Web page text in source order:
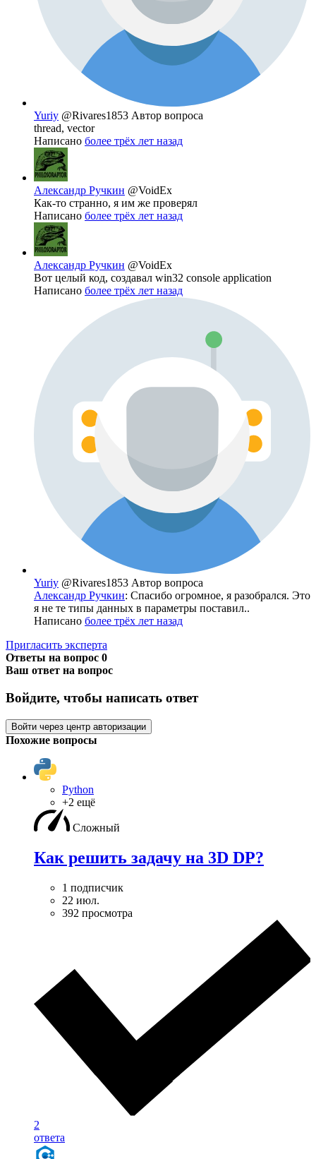
Yuriy @Rivares1853 Автор вопроса
thread, vector
Написано более трёх лет назад
Александр Ручкин @VoidEx
Как-то странно, я им же проверял
Написано более трёх лет назад
Александр Ручкин @VoidEx
Вот целый код, создавал win32 console application
Написано более трёх лет назад
Yuriy @Rivares1853 Автор вопроса
Александр Ручкин: Спасибо огромное, я разобрался. Это
я не те типы данных в параметры поставил..
Написано более трёх лет назад
Пригласить эксперта
Ответы на вопрос 0
Ваш ответ на вопрос
Войдите, чтобы написать ответ
Войти через центр авторизации
Похожие вопросы
Python
+2 ещё
Сложный
Как решить задачу на 3D DP?
1 подписчик
22 июл.
392 просмотра
2
ответа